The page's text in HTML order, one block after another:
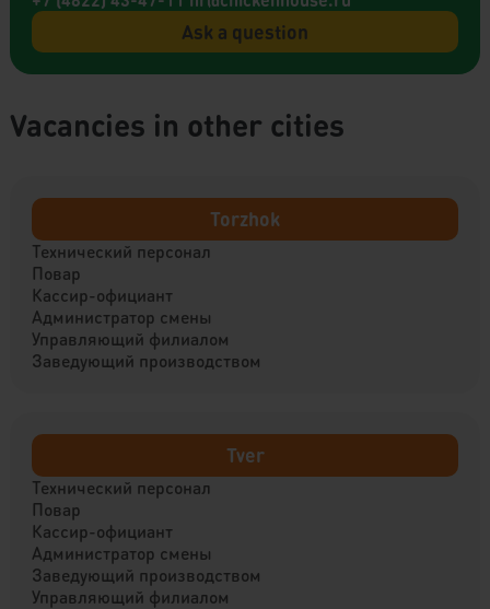
Ask a question
Vacancies in other cities
Torzhok
Технический персонал
Повар
Кассир-официант
Администратор смены
Управляющий филиалом
Заведующий производством
Tver
Технический персонал
Повар
Кассир-официант
Администратор смены
Заведующий производством
Управляющий филиалом